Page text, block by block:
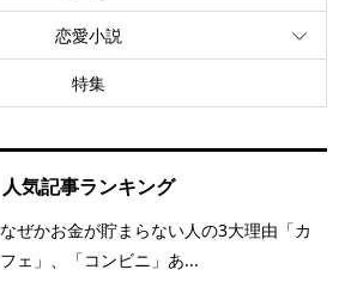
恋愛小説
特集
人気記事ランキング
なぜかお金が貯まらない人の3大理由「カ
フェ」、「コンビニ」あ...